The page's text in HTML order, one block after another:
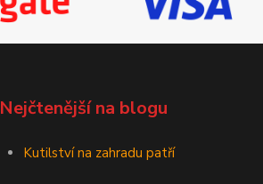
Nejčtenější na blogu
Kutilství na zahradu patří